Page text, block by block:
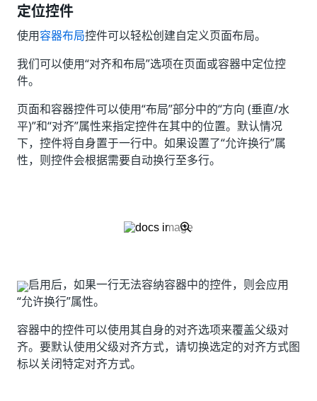
定位控件
使用容器布局控件可以轻松创建自定义页面布局。
我们可以使用“对齐和布局”选项在页面或容器中定位控
件。
页面和容器控件可以使用“布局”部分中的“方向 (垂直/水
平)”和“对齐”属性来指定控件在其中的位置。默认情况
下，控件将自身置于一行中。如果设置了“允许换行”属
性，则控件会根据需要自动换行至多行。
启用后，如果一行无法容纳容器中的控件，则会应用
“允许换行”属性。
容器中的控件可以使用其自身的对齐选项来覆盖父级对
齐。要默认使用父级对齐方式，请切换选定的对齐方式图
标以关闭特定对齐方式。